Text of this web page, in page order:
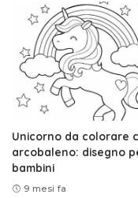
Unicorno da colorare
arcobaleno: disegno
bambini
9 mesi fa